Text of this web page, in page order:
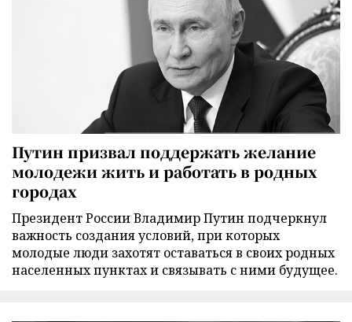
Путин призвал поддержать желание
молодежи жить и работать в родных
городах
Президент России Владимир Путин подчеркнул
важность создания условий, при которых
молодые люди захотят оставаться в своих родных
населенных пунктах и связывать с ними будущее.